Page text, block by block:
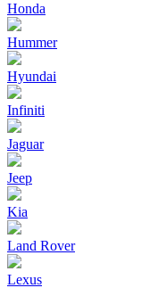
Honda
Hummer
Hyundai
Infiniti
Jaguar
Jeep
Kia
Land Rover
Lexus